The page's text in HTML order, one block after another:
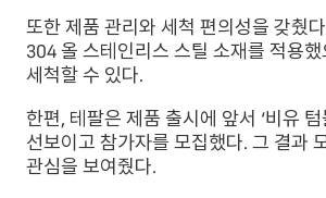
또한 제품 관리와 세척 편의성을 갖췄
304 올 스테인리스 스틸 소재를 적용
세척할 수 있다.
한편, 테팔은 제품 출시에 앞서 ‘비유
선보이고 참가자를 모집했다. 그 결과
관심을 보여줬다.